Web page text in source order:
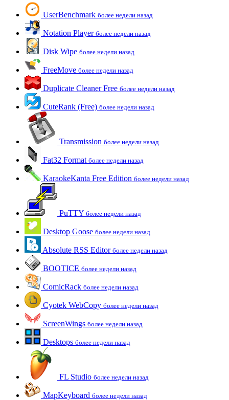
UserBenchmark более недели назад
Notation Player более недели назад
Disk Wipe более недели назад
FreeMove более недели назад
Duplicate Cleaner Free более недели назад
CuteRank (Free) более недели назад
Transmission более недели назад
Fat32 Format более недели назад
KaraokeKanta Free Edition более недели назад
PuTTY более недели назад
Desktop Goose более недели назад
Absolute RSS Editor более недели назад
BOOTICE более недели назад
ComicRack более недели назад
Cyotek WebCopy более недели назад
ScreenWings более недели назад
Desktops более недели назад
FL Studio более недели назад
MapKeyboard более недели назад